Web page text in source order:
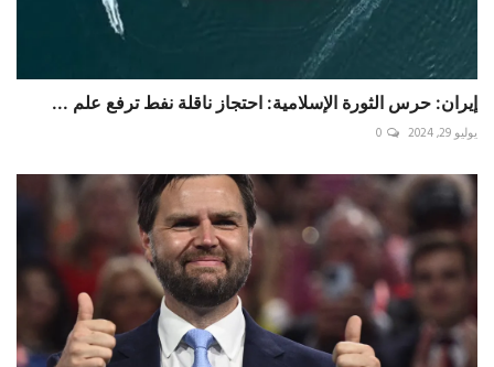
إيران: حرس الثورة الإسلامية: احتجاز ناقلة نفط ترفع علم ...
يوليو 29, 2024 0